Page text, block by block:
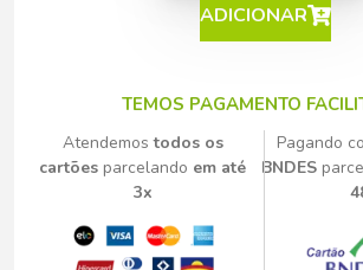
ADICIONAR
TEMOS PAGAMENTO
Atendemostodos os
cartões parcelando em até
3x
Pagando
BNDES